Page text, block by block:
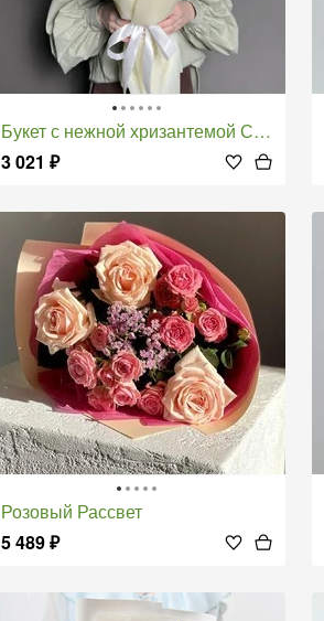
Букет с нежной хризантемой Сант Ньютон
3 021 ₽
Розовый Рассвет
5 489₽